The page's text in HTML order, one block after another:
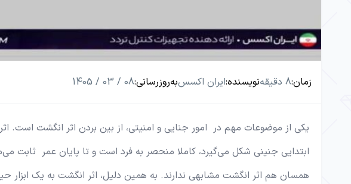
زمان:8 دقیقه نویسنده:ایران اکسسبه‌روزرسانی:08 / 03 / 1405
یکی از موضوعات مهم در امور جنایی و امنیتی، از بین بردن اثر انگشت است.
همسان هم اثر انگشت مشابهی ندارند. به همین دلیل، اثر انگشت به یک